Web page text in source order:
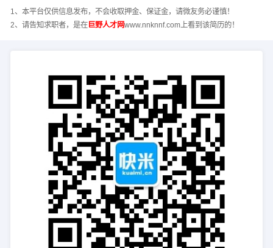
1、本平台仅供信息发布，不会收取押金、保证金，请微友务必谨慎！
2、请告知求职者，是在巨野人才网www.nnknnf.com上看到该简历的！